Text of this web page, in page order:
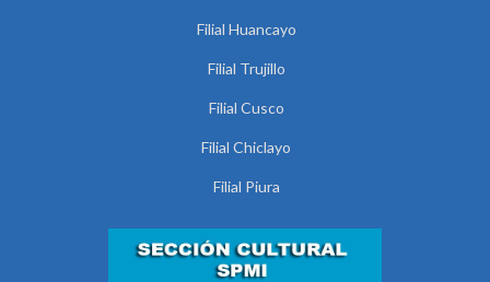
Filial Huancayo
Filial Trujillo
Filial Cusco
Filial Chiclayo
Filial Piura